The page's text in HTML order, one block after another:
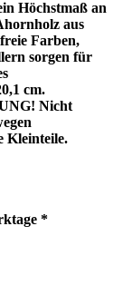
Höchstmaß an
aus
Farben,
sorgen für
cm.
Nicht
Kleinteile.
*